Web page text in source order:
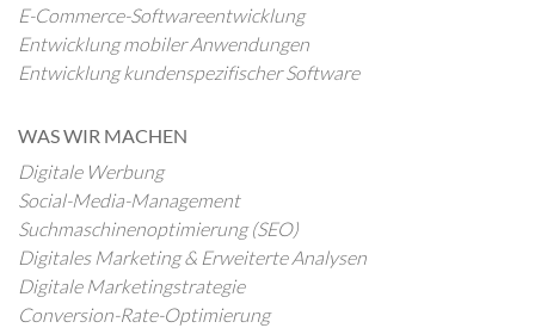
E-Commerce-Softwareentwicklung
Entwicklung mobiler Anwendungen
Entwicklung kundenspezifischer Software
WAS WIR MACHEN
Digitale Werbung
Social-Media-Management
Suchmaschinenoptimierung (SEO)
Digitales Marketing & Erweiterte Analysen
Digitale Marketingstrategie
Conversion-Rate-Optimierung